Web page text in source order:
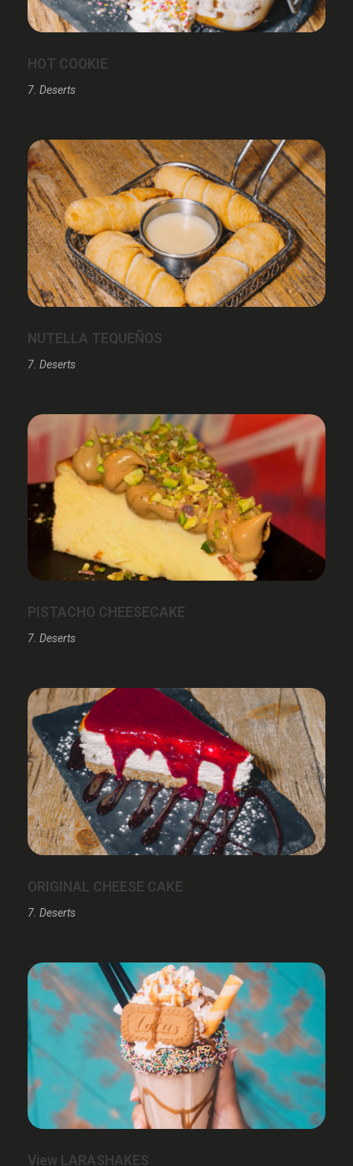
HOT COOKIE
7. Deserts
NUTELLA TEQUEÑOS
7. Deserts
PISTACHO CHEESECAKE
7. Deserts
ORIGINAL CHEESE CAKE
7. Deserts
View LARASHAKES